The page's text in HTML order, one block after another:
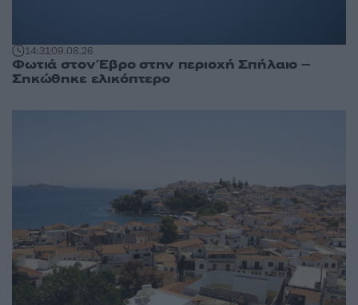
14:3109.08.26
Φωτιά στον Έβρο στην περιοχή Σπήλαιο –
Σηκώθηκε ελικόπτερο